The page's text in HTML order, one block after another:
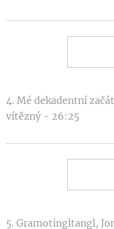
4. Mé dekadentní
vítězný - 26:25
5. Gramotingltangl,